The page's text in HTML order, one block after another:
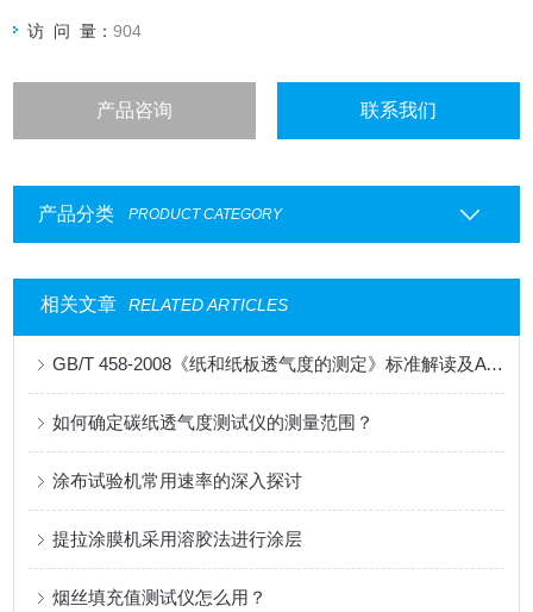
访 问 量：904
产品咨询 联系我们
产品分类 PRODUCT CATEGORY
相关文章 RELATED ARTICLES
GB/T 458-2008《纸和纸板透气度的测定》标准解读及AT-TQ-11测试仪应用
如何确定碳纸透气度测试仪的测量范围？
涂布试验机常用速率的深入探讨
提拉涂膜机采用溶胶法进行涂层
烟丝填充值测试仪怎么用？